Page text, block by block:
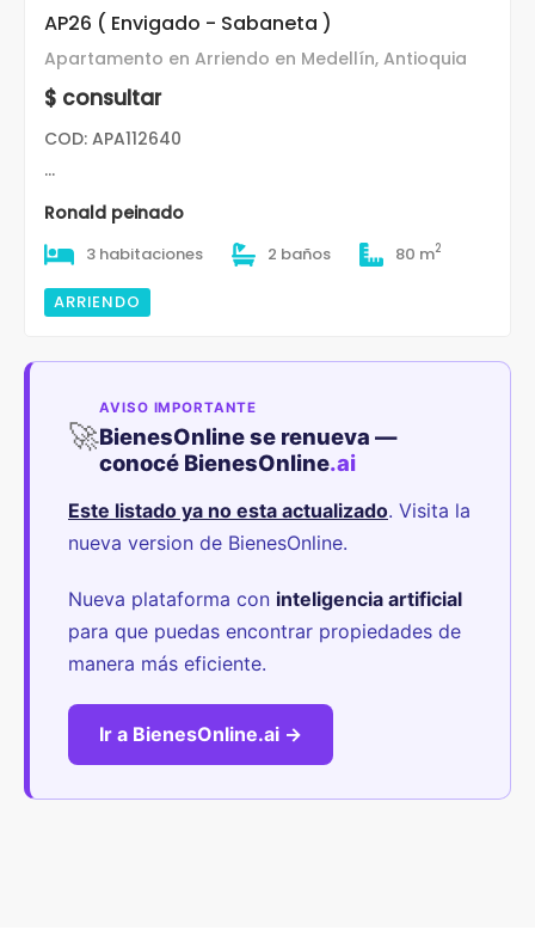
AP26 ( Envigado - Sabaneta )
Apartamento en Arriendo en Medellín, Antioquia
$ consultar
COD: APA112640
...
Ronald peinado
3 habitaciones 2 baños 80 m2
ARRIENDO
🚀
AVISO IMPORTANTE
BienesOnline se renueva —
conocé BienesOnline.ai
Este listado ya no esta actualizado. Visita la
nueva version de BienesOnline.
Nueva plataforma con inteligencia artificial
para que puedas encontrar propiedades de
manera más eficiente.
Ir a BienesOnline.ai →